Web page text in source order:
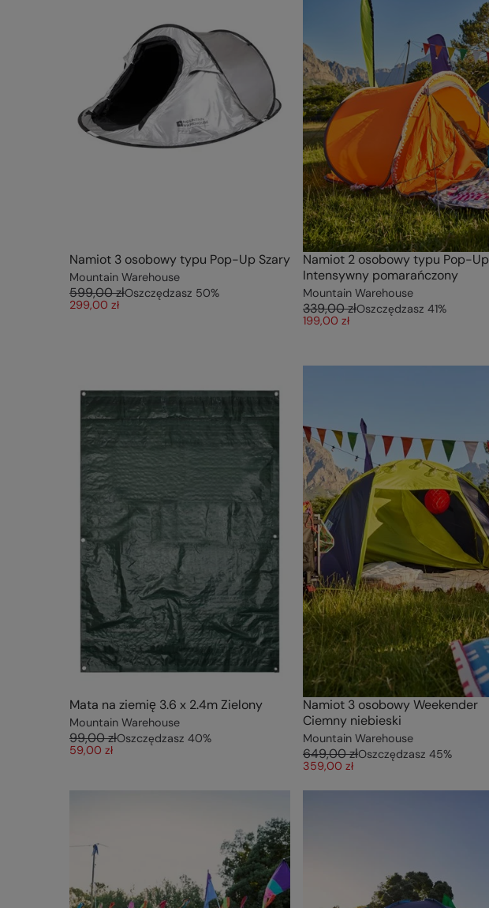
Namiot 3 osobowy typu Pop-Up Szary
Mountain Warehouse
599,00 złOszczędzasz 50%
299,00 zł
Namiot 2 osobowy typu Pop-Up
Intensywny pomarańczony
Mountain Warehouse
339,00 złOszczędzasz 41%
199,00 zł
Mata na ziemię 3.6 x 2.4m Zielony
Mountain Warehouse
99,00 złOszczędzasz 40%
59,00 zł
Namiot 3 osobowy Weekender
Ciemny niebieski
Mountain Warehouse
649,00 złOszczędzasz 45%
359,00 zł